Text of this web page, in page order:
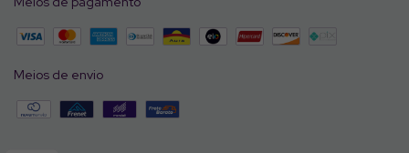
Meios de envio